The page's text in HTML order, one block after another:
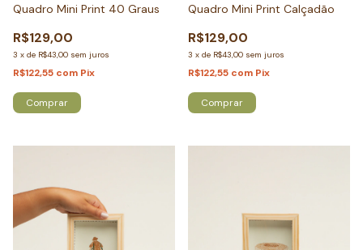
Quadro Mini Print 40 Graus
R$129,00
3 x de R$43,00 sem juros
R$122,55 com Pix
Comprar
Quadro Mini Print Calçadão
R$129,00
3 x de R$43,00 sem juros
R$122,55 com Pix
Comprar